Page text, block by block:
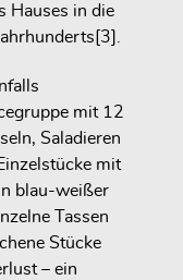
Hauses in die
mit 12
Saladieren
mit
blau-weißer
Tassen
Stücke
– ein